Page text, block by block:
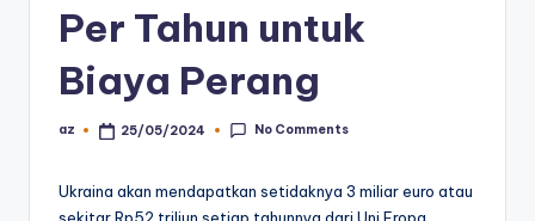
Per Tahun untuk
Biaya Perang
Posted
az 25/05/2024 No Comments
Ukraina akan mendapatkan setidaknya 3 miliar euro atau